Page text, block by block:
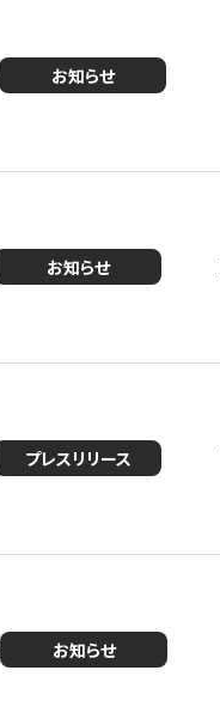
お知らせ
お知らせ
プレスリリース
お知らせ